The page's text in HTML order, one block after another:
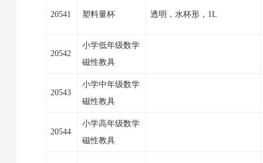
20541 塑料量杯 透明，水杯形，1L
20542
小学低年级数学
磁性教具
20543
小学中年级数学
磁性教具
20544
小学高年级数学
磁性教具